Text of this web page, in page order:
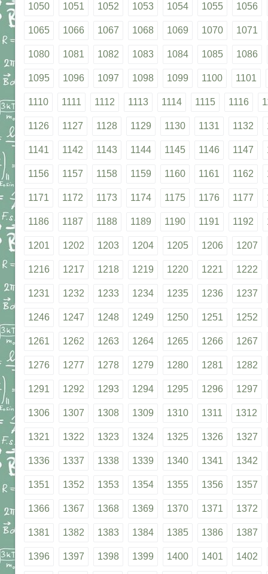
1050 1051 1052 1053 1054 1055 1056
1065 1066 1067 1068 1069 1070 1071
1080 1081 1082 1083 1084 1085 1086
1095 1096 1097 1098 1099 1100 1101
1110 1111 1112 1113 1114 1115 1116
1126 1127 1128 1129 1130 1131 1132
1141 1142 1143 1144 1145 1146 1147
1156 1157 1158 1159 1160 1161 1162
1171 1172 1173 1174 1175 1176 1177
1186 1187 1188 1189 1190 1191 1192
1201 1202 1203 1204 1205 1206 1207
1216 1217 1218 1219 1220 1221 1222
1231 1232 1233 1234 1235 1236 1237
1246 1247 1248 1249 1250 1251 1252
1261 1262 1263 1264 1265 1266 1267
1276 1277 1278 1279 1280 1281 1282
1291 1292 1293 1294 1295 1296 1297
1306 1307 1308 1309 1310 1311 1312
1321 1322 1323 1324 1325 1326 1327
1336 1337 1338 1339 1340 1341 1342
1351 1352 1353 1354 1355 1356 1357
1366 1367 1368 1369 1370 1371 1372
1381 1382 1383 1384 1385 1386 1387
1396 1397 1398 1399 1400 1401 1402